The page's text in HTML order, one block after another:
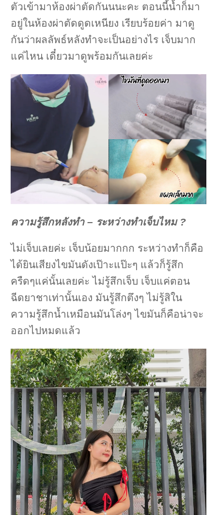
ตัวเข้ามาห้องผ่าตัดกันนนะคะ ตอนนี้น้ำก็มา
อยู่ในห้องผ่าตัดดูดเหนียง เรียบร้อยค่า มาดู
กันว่าผลลัพธ์หลังทำจะเป็นอย่างไร เจ็บมาก
แค่ไหน เดี๋ยวมาดูพร้อมกันเลยค่ะ
ความรู้สึกหลังทำ – ระหว่างทำเจ็บไหม ?
ไม่เจ็บเลยค่ะ เจ็บน้อยมากกก ระหว่างทำก็คือ
ได้ยินเสียงไขมันดังเป๊าะแป๊ะๆ แล้วก็รู้สึก
ครืดๆแค่นั้นเลยค่ะ ไม่รู้สึกเจ็บ เจ็บแค่ตอน
ฉีดยาชาเท่านั้นเอง มันรู้สึกตึงๆ ไม่รู้สิใน
ความรู้สึกน้ำเหมือนมันโล่งๆ ไขมันก็คือน่าจะ
ออกไปหมดแล้ว